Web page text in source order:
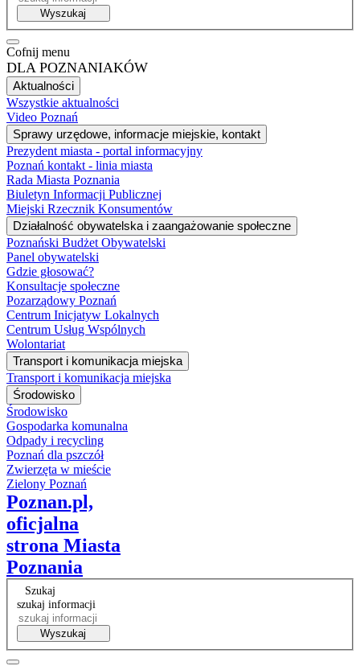
Wyszukaj
Cofnij menu
DLA POZNANIAKÓW
Aktualności
Wszystkie aktualności
Video Poznań
Sprawy urzędowe, informacje miejskie, kontakt
Prezydent miasta - portal informacyjny
Poznań kontakt - linia miasta
Rada Miasta Poznania
Biuletyn Informacji Publicznej
Miejski Rzecznik Konsumentów
Działalność obywatelska i zaangażowanie społeczne
Poznański Budżet Obywatelski
Panel obywatelski
Gdzie głosować?
Konsultacje społeczne
Pozarządowy Poznań
Centrum Inicjatyw Lokalnych
Centrum Usług Wspólnych
Wolontariat
Transport i komunikacja miejska
Transport i komunikacja miejska
Środowisko
Środowisko
Gospodarka komunalna
Odpady i recycling
Poznań dla pszczół
Zwierzęta w mieście
Zielony Poznań
Poznan.pl,
oficjalna
strona Miasta
Poznania
Szukaj
szukaj informacji
Wyszukaj